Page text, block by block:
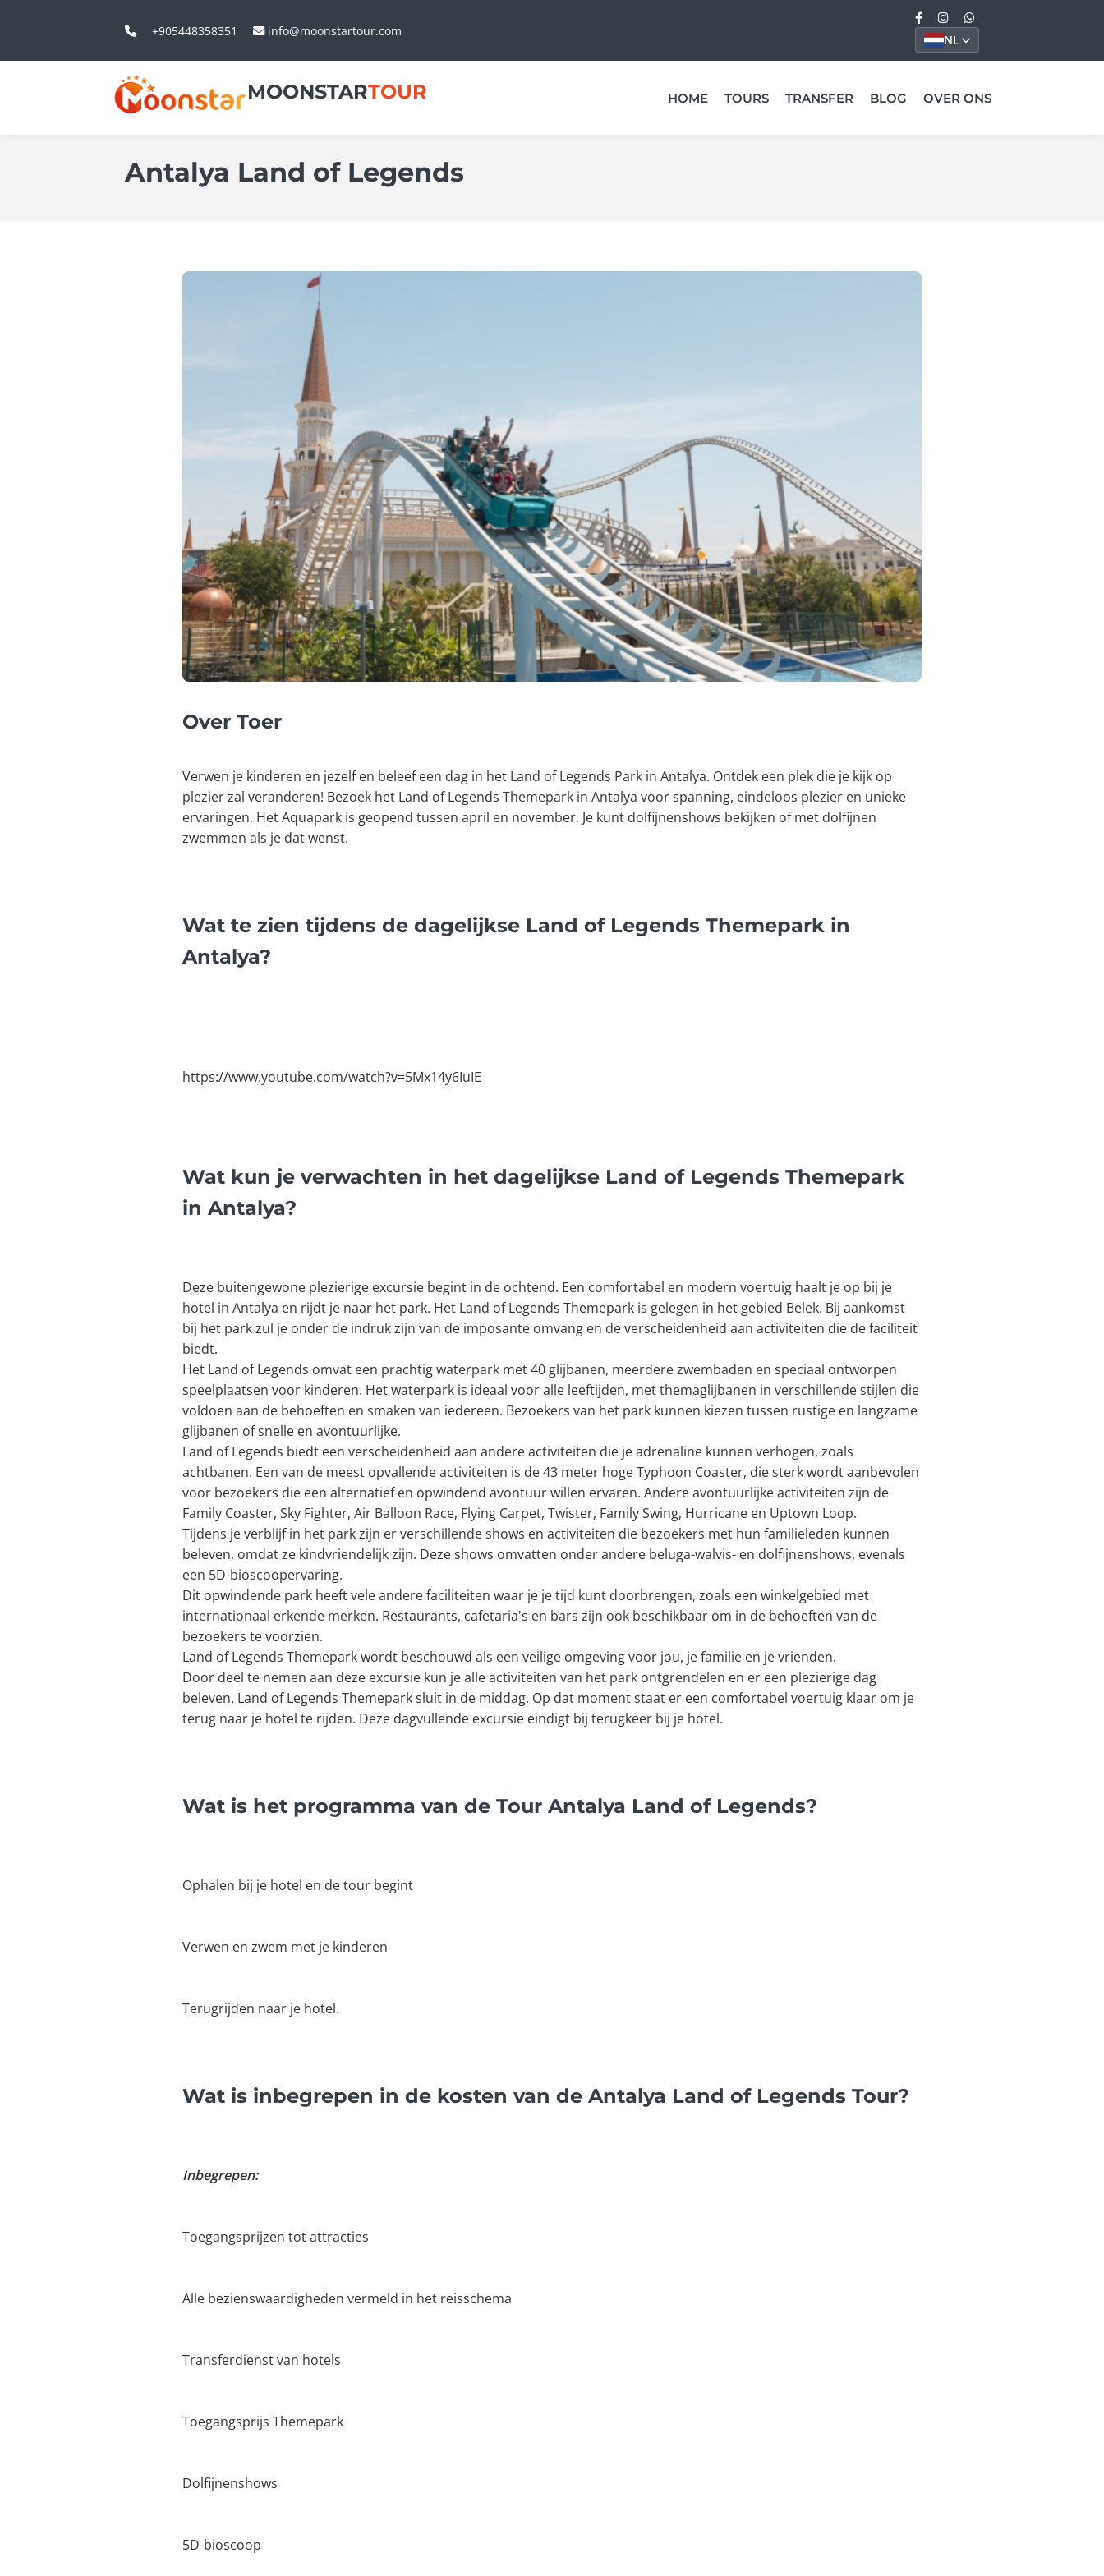
+905448358351 info@moonstartour.com
NL
MOONSTARTOUR HOME TOURS TRANSFER BLOG OVER ONS
Antalya Land of Legends
Over Toer
Verwen je kinderen en jezelf en beleef een dag in het Land of Legends Park in Antalya. Ontdek een plek die je kijk op
plezier zal veranderen! Bezoek het Land of Legends Themepark in Antalya voor spanning, eindeloos plezier en unieke
ervaringen. Het Aquapark is geopend tussen april en november. Je kunt dolfijnenshows bekijken of met dolfijnen
zwemmen als je dat wenst.
Wat te zien tijdens de dagelijkse Land of Legends Themepark in
Antalya?
https://www.youtube.com/watch?v=5Mx14y6IuIE
Wat kun je verwachten in het dagelijkse Land of Legends Themepark
in Antalya?
Deze buitengewone plezierige excursie begint in de ochtend. Een comfortabel en modern voertuig haalt je op bij je
hotel in Antalya en rijdt je naar het park. Het Land of Legends Themepark is gelegen in het gebied Belek. Bij aankomst
bij het park zul je onder de indruk zijn van de imposante omvang en de verscheidenheid aan activiteiten die de faciliteit
biedt.
Het Land of Legends omvat een prachtig waterpark met 40 glijbanen, meerdere zwembaden en speciaal ontworpen
speelplaatsen voor kinderen. Het waterpark is ideaal voor alle leeftijden, met themaglijbanen in verschillende stijlen die
voldoen aan de behoeften en smaken van iedereen. Bezoekers van het park kunnen kiezen tussen rustige en langzame
glijbanen of snelle en avontuurlijke.
Land of Legends biedt een verscheidenheid aan andere activiteiten die je adrenaline kunnen verhogen, zoals
achtbanen. Een van de meest opvallende activiteiten is de 43 meter hoge Typhoon Coaster, die sterk wordt aanbevolen
voor bezoekers die een alternatief en opwindend avontuur willen ervaren. Andere avontuurlijke activiteiten zijn de
Family Coaster, Sky Fighter, Air Balloon Race, Flying Carpet, Twister, Family Swing, Hurricane en Uptown Loop.
Tijdens je verblijf in het park zijn er verschillende shows en activiteiten die bezoekers met hun familieleden kunnen
beleven, omdat ze kindvriendelijk zijn. Deze shows omvatten onder andere beluga-walvis- en dolfijnenshows, evenals
een 5D-bioscoopervaring.
Dit opwindende park heeft vele andere faciliteiten waar je je tijd kunt doorbrengen, zoals een winkelgebied met
internationaal erkende merken. Restaurants, cafetaria's en bars zijn ook beschikbaar om in de behoeften van de
bezoekers te voorzien.
Land of Legends Themepark wordt beschouwd als een veilige omgeving voor jou, je familie en je vrienden.
Door deel te nemen aan deze excursie kun je alle activiteiten van het park ontgrendelen en er een plezierige dag
beleven. Land of Legends Themepark sluit in de middag. Op dat moment staat er een comfortabel voertuig klaar om je
terug naar je hotel te rijden. Deze dagvullende excursie eindigt bij terugkeer bij je hotel.
Wat is het programma van de Tour Antalya Land of Legends?
Ophalen bij je hotel en de tour begint
Verwen en zwem met je kinderen
Terugrijden naar je hotel.
Wat is inbegrepen in de kosten van de Antalya Land of Legends Tour?
Inbegrepen:
Toegangsprijzen tot attracties
Alle bezienswaardigheden vermeld in het reisschema
Transferdienst van hotels
Toegangsprijs Themepark
Dolfijnenshows
5D-bioscoop